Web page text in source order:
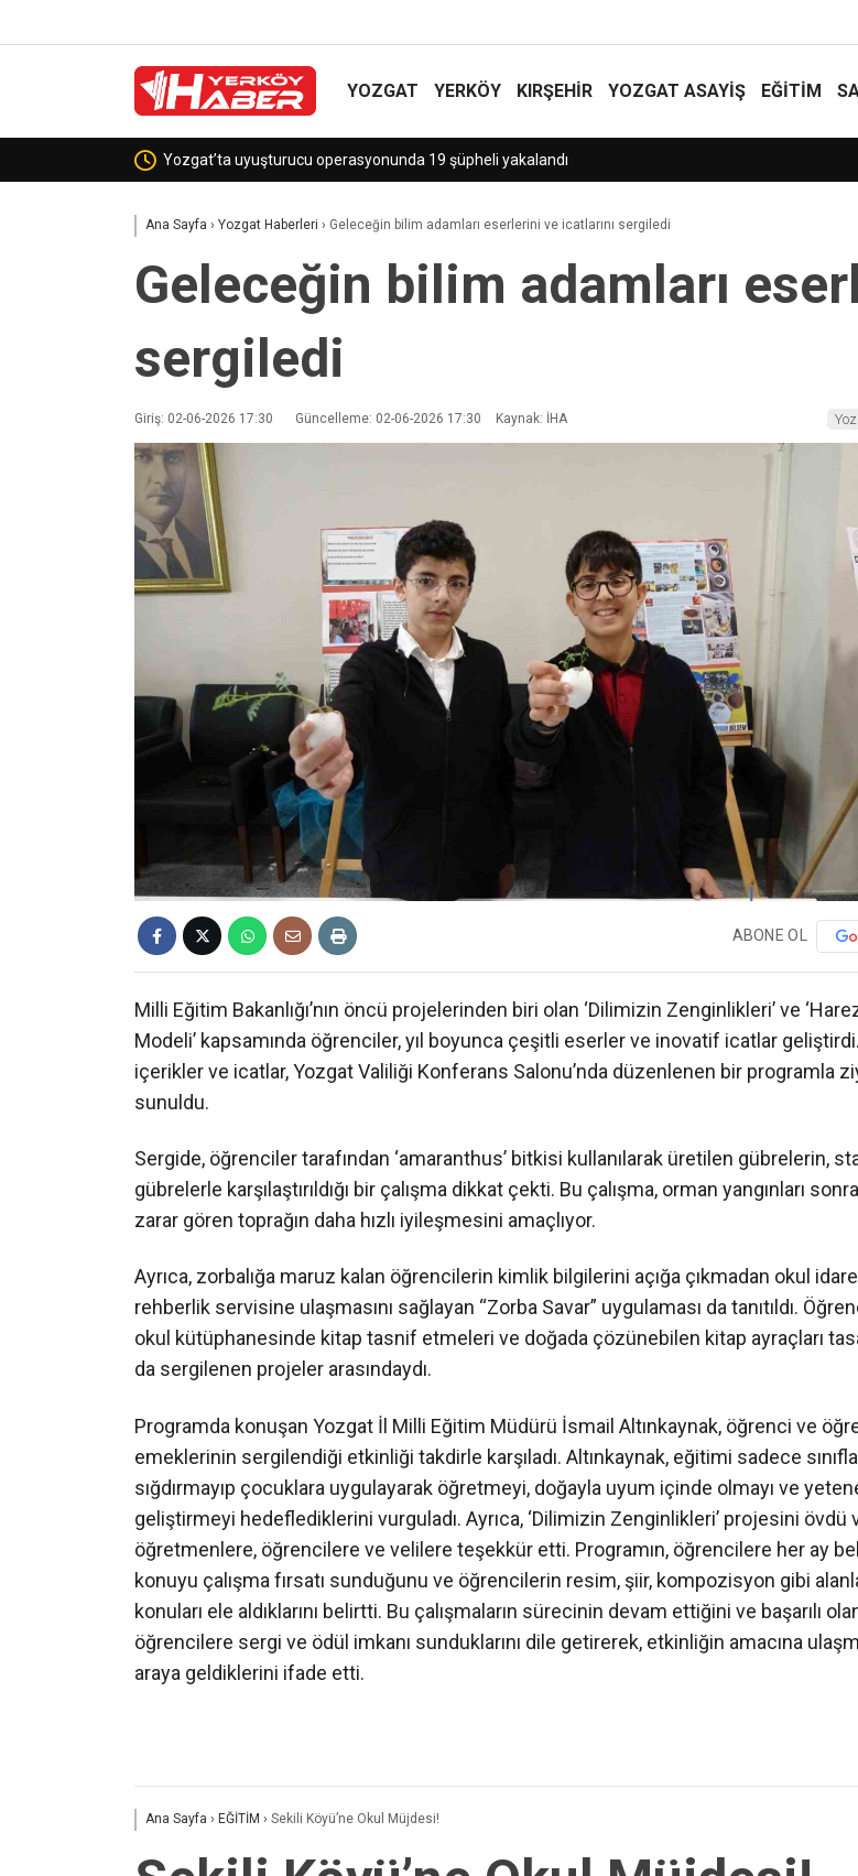
YOZGAT YERKÖY KIRŞEHİR YOZGAT ASAYIŞ EĞİTİM
Sekili Köyü’ne Okul Müjdesi!
Ana Sayfa › Yozgat Haberleri › Geleceğin bilim adamları eserlerini ve icatlarını sergiledi
Geleceğin bilim adamları
sergiledi
Giriş: 02-06-2026 17:30 Güncelleme: 02-06-2026 17:30 Kaynak: İHA
ABONE OL
Milli Eğitim Bakanlığı’nın öncü projelerinden biri olan ‘Dilimizin Zenginlikleri’ ve
Modeli’ kapsamında öğrenciler, yıl boyunca çeşitli eserler ve inovatif icatlar
içerikler ve icatlar, Yozgat Valiliği Konferans Salonu’nda düzenlenen bir programla
sunuldu.
Sergide, öğrenciler tarafından ‘amaranthus’ bitkisi kullanılarak üretilen gübrelerin,
gübrelerle karşılaştırıldığı bir çalışma dikkat çekti. Bu çalışma, orman yangınları
zarar gören toprağın daha hızlı iyileşmesini amaçlıyor.
Ayrıca, zorbalığa maruz kalan öğrencilerin kimlik bilgilerini açığa çıkmadan okul
rehberlik servisine ulaşmasını sağlayan “Zorba Savar” uygulaması da tanıtıldı.
okul kütüphanesinde kitap tasnif etmeleri ve doğada çözünebilen kitap ayraçları
da sergilenen projeler arasındaydı.
Programda konuşan Yozgat İl Milli Eğitim Müdürü İsmail Altınkaynak, öğrenci ve
emeklerinin sergilendiği etkinliği takdirle karşıladı. Altınkaynak, eğitimi sadece
sığdırmayıp çocuklara uygulayarak öğretmeyi, doğayla uyum içinde olmayı ve
geliştirmeyi hedeflediklerini vurguladı. Ayrıca, ‘Dilimizin Zenginlikleri’ projesini övdü
öğretmenlere, öğrencilere ve velilere teşekkür etti. Programın, öğrencilere her ay
konuyu çalışma fırsatı sunduğunu ve öğrencilerin resim, şiir, kompozisyon gibi
konuları ele aldıklarını belirtti. Bu çalışmaların sürecinin devam ettiğini ve başarılı
öğrencilere sergi ve ödül imkanı sunduklarını dile getirerek, etkinliğin amacına
araya geldiklerini ifade etti.
Ana Sayfa › EĞİTİM › Sekili Köyü’ne Okul Müjdesi!